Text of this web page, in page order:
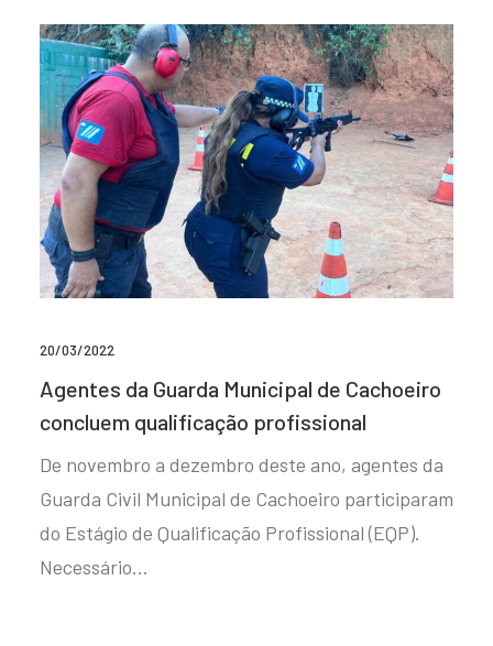
20/03/2022
Agentes da Guarda Municipal de Cachoeiro
concluem qualificação profissional
De novembro a dezembro deste ano, agentes da
Guarda Civil Municipal de Cachoeiro participaram
do Estágio de Qualificação Profissional (EQP).
Necessário…